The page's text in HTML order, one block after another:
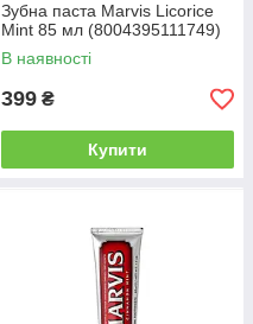
Зубна паста Marvis Licorice
Mint 85 мл (8004395111749)
В наявності
399 ₴
Купити